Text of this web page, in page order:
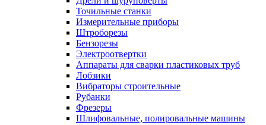
Точильные станки
Измерительные приборы
Штроборезы
Бензорезы
Электроотвертки
Аппараты для сварки пластиковых труб
Лобзики
Вибраторы строительные
Рубанки
Фрезеры
Шлифовальные, полировальные машины